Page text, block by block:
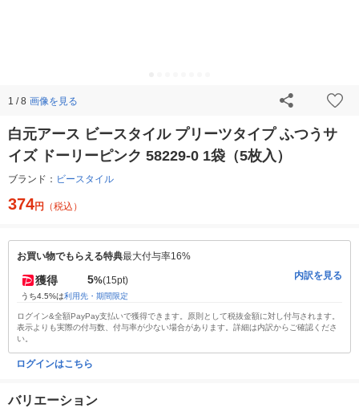
1 / 8 画像を見る
白元アース ビースタイル プリーツタイプ ふつうサ
イズ ドーリーピンク 58229-0 1袋（5枚入）
ブランド： ビースタイル
374円 （税込）
お買い物でもらえる特典最大付与率16%
獲得 5%(15pt)
うち4.5%は利用先・期間限定
内訳を見る
ログイン&全額PayPay支払いで獲得できます。原則として税抜金額に対し付与されます。
表示よりも実際の付与数、付与率が少ない場合があります。詳細は内訳からご確認くださ
い。
ログインはこちら
バリエーション